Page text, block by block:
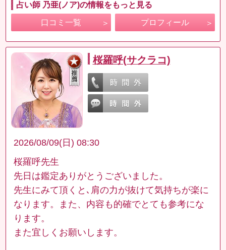
占い師 乃亜(ノア)の情報をもっと見る
口コミ一覧 プロフィール
桜羅呼(サクラコ)
2026/08/09(日) 08:30
桜羅呼先生
先日は鑑定ありがとうございました。
先生にみて頂くと､肩の力が抜けて気持ちが楽に
なります。また、内容も的確でとても参考にな
ります。
また宜しくお願いします。